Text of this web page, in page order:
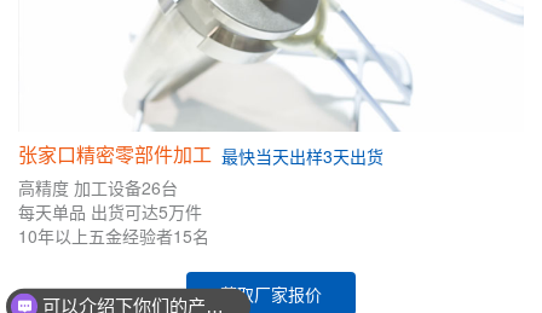
张家口精密零部件加工 最快当天出样3天出货
高精度 加工设备26台
每天单品 出货可达5万件
10年以上五金经验者15名
获取厂家报价
可以介绍下你们的产品么？